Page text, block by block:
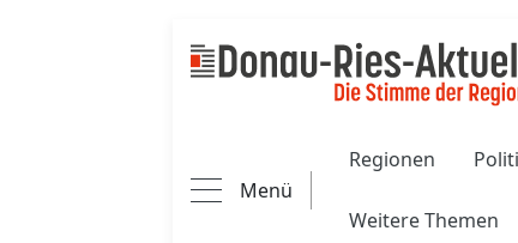
Menü
Regionen
Weitere Themen